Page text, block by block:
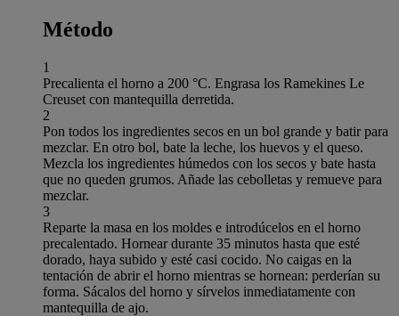
Método
1
Precalienta el horno a 200 °C. Engrasa los Ramekines Le
Creuset con mantequilla derretida.
2
Pon todos los ingredientes secos en un bol grande y batir para
mezclar. En otro bol, bate la leche, los huevos y el queso.
Mezcla los ingredientes húmedos con los secos y bate hasta
que no queden grumos. Añade las cebolletas y remueve para
mezclar.
3
Reparte la masa en los moldes e introdúcelos en el horno
precalentado. Hornear durante 35 minutos hasta que esté
dorado, haya subido y esté casi cocido. No caigas en la
tentación de abrir el horno mientras se hornean: perderían su
forma. Sácalos del horno y sírvelos inmediatamente con
mantequilla de ajo.